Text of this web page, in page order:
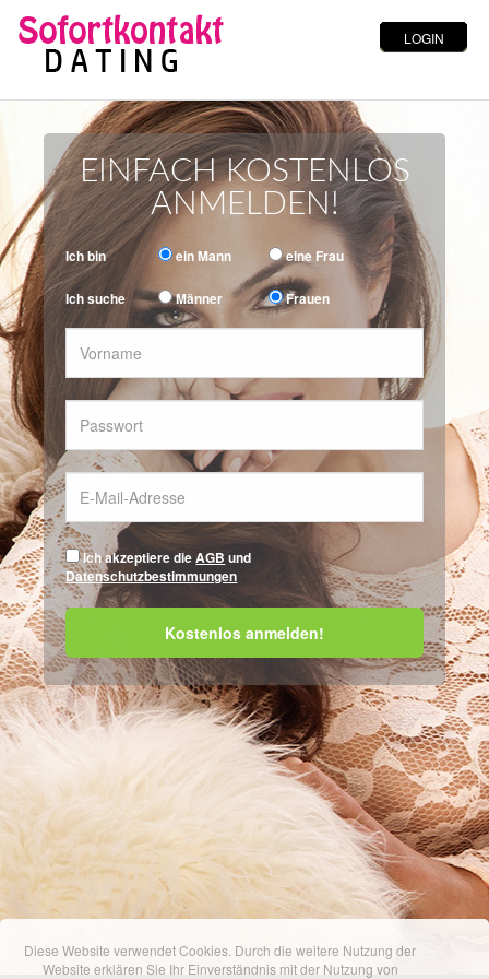
EINFACH KOSTENLOS
ANMELDEN!
Ich bin ein Mann eine Frau
Ich suche Männer Frauen
Ich akzeptiere dieAGB und
Datenschutzbestimmungen
Diese Website verwendet Cookies. Durch die weitere Nutzung der
Website erklären Sie Ihr Einverständnis mit der Nutzung von